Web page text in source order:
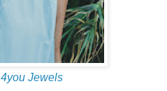
4you Jewels